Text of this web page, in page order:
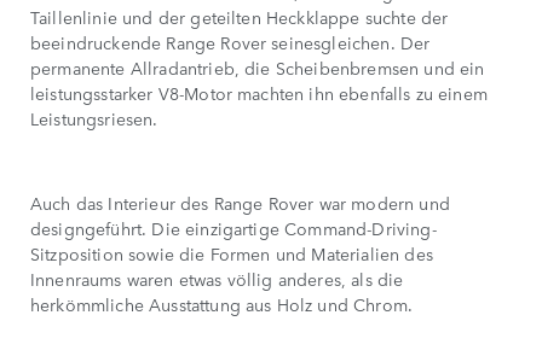
Taillenlinie und der geteilten Heckklappe suchte der
beeindruckende Range Rover seinesgleichen. Der
permanente Allradantrieb, die Scheibenbremsen und ein
leistungsstarker V8-Motor machten ihn ebenfalls zu einem
Leistungsriesen.
Auch das Interieur des Range Rover war modern und
designgeführt. Die einzigartige Command-Driving-
Sitzposition sowie die Formen und Materialien des
Innenraums waren etwas völlig anderes, als die
herkömmliche Ausstattung aus Holz und Chrom.